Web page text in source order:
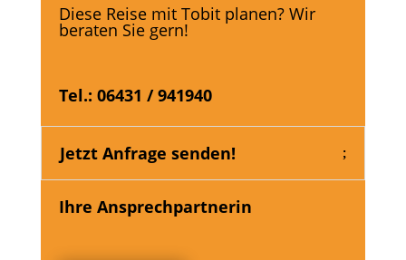
Diese Reise mit Tobit planen? Wir
beraten Sie gern!
Tel.: 06431 / 941940
Jetzt Anfrage senden!
Ihre Ansprechpartnerin